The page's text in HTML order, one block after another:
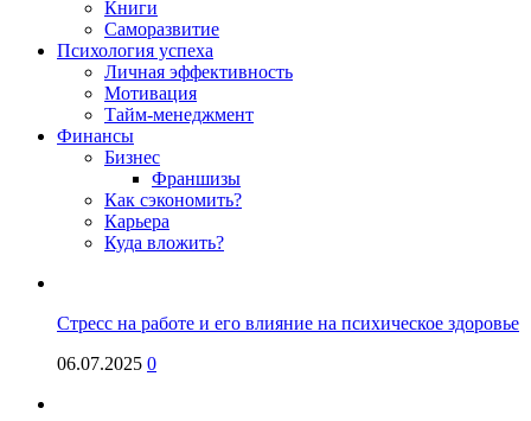
Книги
Саморазвитие
Психология успеха
Личная эффективность
Мотивация
Тайм-менеджмент
Финансы
Бизнес
Франшизы
Как сэкономить?
Карьера
Куда вложить?
Стресс на работе и его влияние на психическое здоровье
06.07.2025 0